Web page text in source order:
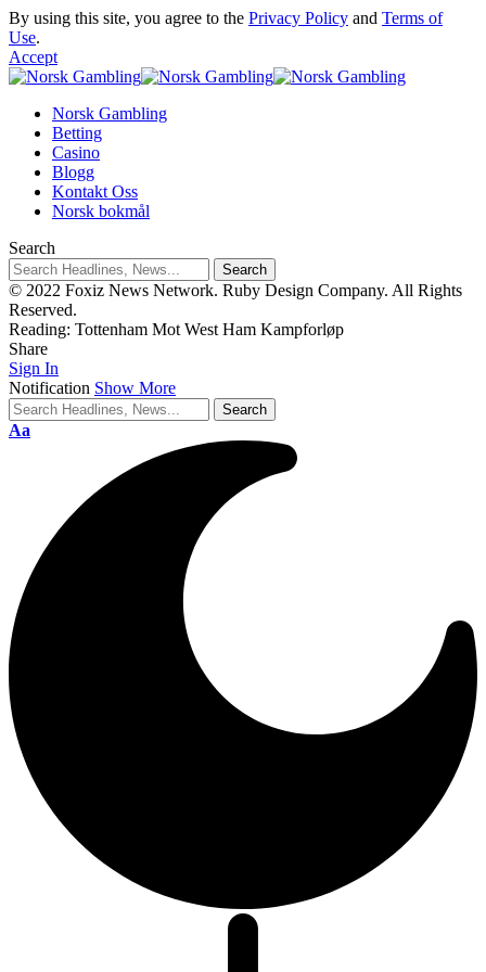
By using this site, you agree to the Privacy Policy and Terms of
Use.
Accept
Norsk Gambling
Betting
Casino
Blogg
Kontakt Oss
Norsk bokmål
Search
© 2022 Foxiz News Network. Ruby Design Company. All Rights
Reserved.
Reading: Tottenham Mot West Ham Kampforløp
Share
Sign In
Notification Show More
Aa